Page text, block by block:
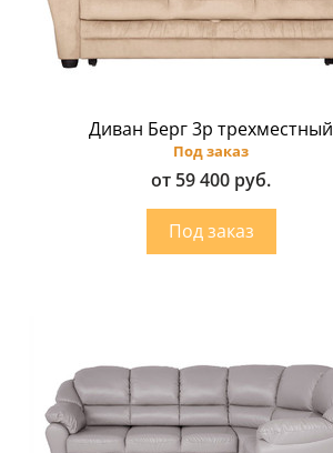
Диван Берг 3p трехместный
Под заказ
от 59 400 руб.